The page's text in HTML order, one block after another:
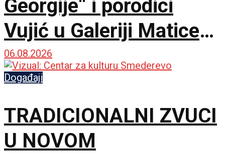
Georgije“ i porodici
Vujić u Galeriji Matice
srpske
06.08.2026
Događaji
TRADICIONALNI ZVUCI
U NOVOM